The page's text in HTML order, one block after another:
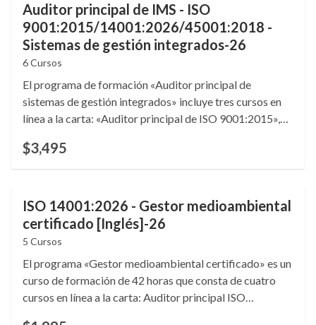
Auditor principal de IMS - ISO
9001:2015/14001:2026/45001:2018 -
Sistemas de gestión integrados-26
6 Cursos
El programa de formación «Auditor principal de
sistemas de gestión integrados» incluye tres cursos en
línea a la carta: «Auditor principal de ISO 9001:2015»,
principal de ISO 45001:2018». 6,4 créditos de
formación continua (CEU). Idioma: inglés.
$3,495
ISO 14001:2026 - Gestor medioambiental
certificado [Inglés]-26
5 Cursos
El programa «Gestor medioambiental certificado» es un
curso de formación de 42 horas que consta de cuatro
cursos en línea a la carta: Auditor principal ISO